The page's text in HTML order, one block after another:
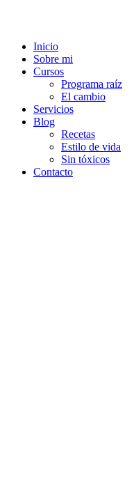
Inicio
Sobre mi
Cursos
Programa raíz
El cambio
Servicios
Blog
Recetas
Estilo de vida
Sin tóxicos
Contacto